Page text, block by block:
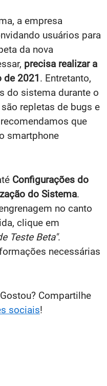
a empresa
usuários para
da nova
precisa realizar a
de 2021. Entretanto,
do sistema durante o
repletas de bugs e
que
smartphone
Configurações do
do Sistema.
no canto
clique em
Teste Beta".
necessárias
Compartilhe
sociais!